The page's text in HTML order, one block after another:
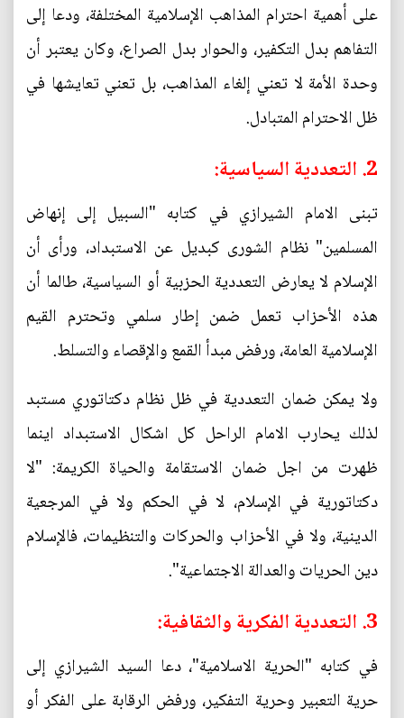
على أهمية احترام المذاهب الإسلامية المختلفة، ودعا إلى
التفاهم بدل التكفير، والحوار بدل الصراع، وكان يعتبر أن
وحدة الأمة لا تعني إلغاء المذاهب، بل تعني تعايشها في
ظل الاحترام المتبادل.
2. التعددية السياسية:
تبنى الامام الشيرازي في كتابه "السبيل إلى إنهاض
المسلمين" نظام الشورى كبديل عن الاستبداد، ورأى أن
الإسلام لا يعارض التعددية الحزبية أو السياسية، طالما أن
هذه الأحزاب تعمل ضمن إطار سلمي وتحترم القيم
الإسلامية العامة، ورفض مبدأ القمع والإقصاء والتسلط.
ولا يمكن ضمان التعددية في ظل نظام دكتاتوري مستبد
لذلك يحارب الامام الراحل كل اشكال الاستبداد اينما
ظهرت من اجل ضمان الاستقامة والحياة الكريمة: "لا
دكتاتورية في الإسلام، لا في الحكم ولا في المرجعية
الدينية، ولا في الأحزاب والحركات والتنظيمات، فالإسلام
دين الحريات والعدالة الاجتماعية".
3. التعددية الفكرية والثقافية:
في كتابه "الحرية الاسلامية"، دعا السيد الشيرازي إلى
حرية التعبير وحرية التفكير، ورفض الرقابة على الفكر أو